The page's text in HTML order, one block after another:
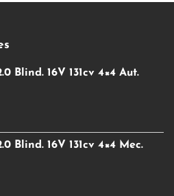
Blind. 16V 131cv 4×4 Aut.
Blind. 16V 131cv 4×4 Mec.